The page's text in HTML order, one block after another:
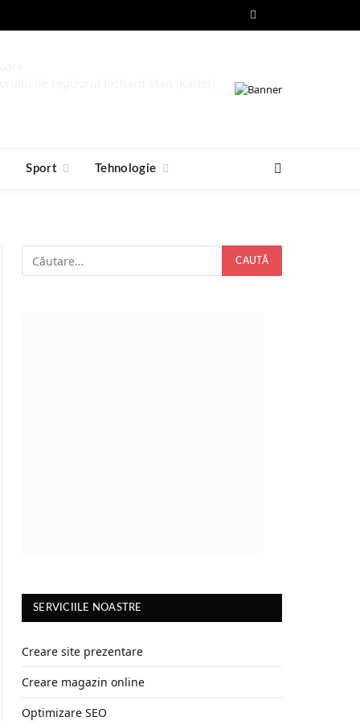
Facebook
Sport Tehnologie
SERVICIILE NOASTRE
Creare site prezentare
Creare magazin online
Optimizare SEO